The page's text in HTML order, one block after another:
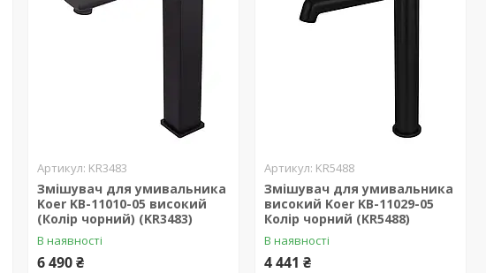
KR3483
Змішувач для умивальника
Koer KB-11010-05 високий
(Колір чорний) (KR3483)
В наявності
6 490 ₴
KR5488
Змішувач для умивальника
високий Koer KB-11029-05
Колір чорний (KR5488)
В наявності
4 441 ₴